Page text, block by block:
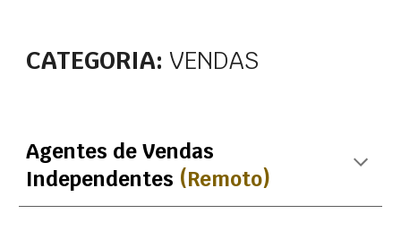
CATEGORIA: VENDAS
Agentes de Vendas
Independentes (Remoto)